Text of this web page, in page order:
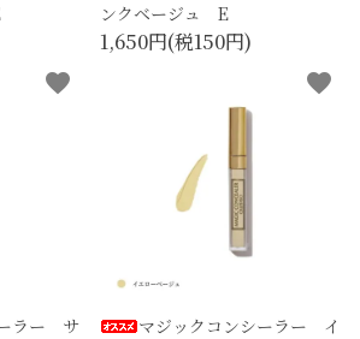
ンクベージュ E
1,650円(税150円)
ラー サ
favorite
マジックコンシーラー イ
favorite